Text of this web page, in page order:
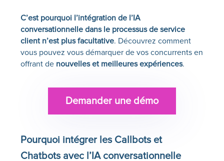
C’est pourquoi l’intégration de l’IA
conversationnelle dans le processus de service
client n’est plus facultative. Découvrez comment
vous pouvez vous démarquer de vos concurrents en
offrant de nouvelles et meilleures expériences.
Demander une démo
Pourquoi intégrer les Callbotset
Chatbots avec l’IA conversationnelle